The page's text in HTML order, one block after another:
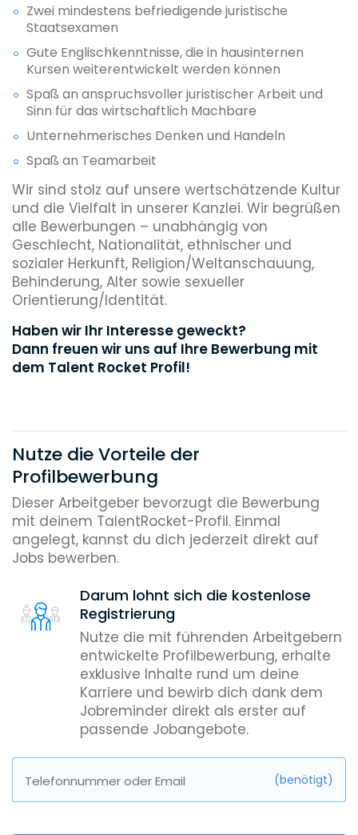
Zwei mindestens befriedigende juristische
Staatsexamen
Gute Englischkenntnisse, die in hausinternen
Kursen weiterentwickelt werden können
Spaß an anspruchsvoller juristischer Arbeit und
Sinn für das wirtschaftlich Machbare
Unternehmerisches Denken und Handeln
Spaß an Teamarbeit
Wir sind stolz auf unsere wertschätzende Kultur
und die Vielfalt in unserer Kanzlei. Wir begrüßen
alle Bewerbungen – unabhängig von
Geschlecht, Nationalität, ethnischer und
sozialer Herkunft, Religion/Weltanschauung,
Behinderung, Alter sowie sexueller
Orientierung/Identität.
Haben wir Ihr Interesse geweckt?
Dann freuen wir uns auf Ihre Bewerbung mit
dem Talent Rocket Profil!
Nutze die Vorteile der
Profilbewerbung
Dieser Arbeitgeber bevorzugt die Bewerbung
mit deinem TalentRocket-Profil. Einmal
angelegt, kannst du dich jederzeit direkt auf
Jobs bewerben.
Darum lohnt sich die kostenlose
Registrierung
Nutze die mit führenden Arbeitgebern
entwickelte Profilbewerbung, erhalte
exklusive Inhalte rund um deine
Karriere und bewirb dich dank dem
Jobreminder direkt als erster auf
passende Jobangebote.
Telefonnummer oder Email (benötigt)